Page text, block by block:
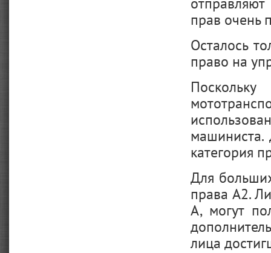
прав очень
Осталось
право на
машиниста.
категория
Для
права А2.
А, могут
лица